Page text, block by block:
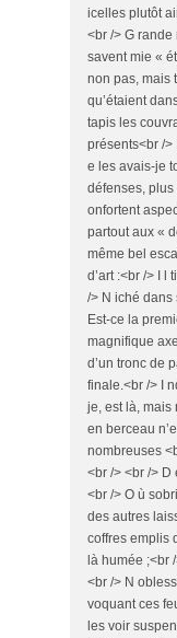
icelles plutôt
<br /> G
savent mie «
non pas, mais
qu’étaient
tapis les
présents<br />
e les avais-je
défenses, plus
onfortent
partout aux «
même bel
d’art :<br /> I
/> N iché dans
Est-ce la
magnifique
d’un tronc de
finale.<br /> I
je, est là, mais
en berceau
nombreuses
<br /> <br /> D
<br /> O ù
des autres
coffres emplis
là humée ;<br
<br /> N
voquant ces
les voir